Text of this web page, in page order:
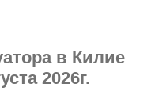
в Килие
2026г.